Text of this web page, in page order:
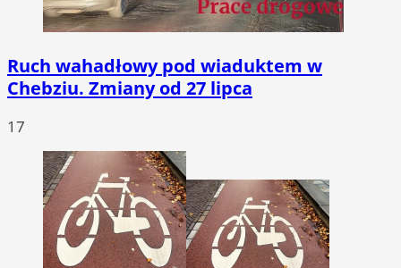
Ruch wahadłowy pod wiaduktem w
Chebziu. Zmiany od 27 lipca
17